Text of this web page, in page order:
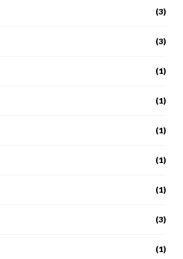
(3)
(3)
(1)
(1)
(1)
(1)
(1)
(3)
(1)